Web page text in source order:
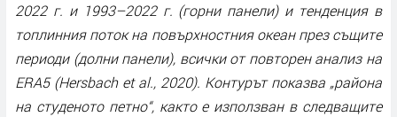
2022 г. и 1993–2022 г. (горни панели) и тенденция в
топлинния поток на повърхностния океан през същите
периоди (долни панели), всички от повторен анализ на
ERA5 (Hersbach et al., 2020). Контурът показва „района
на студеното петно“, както е използван в следващите